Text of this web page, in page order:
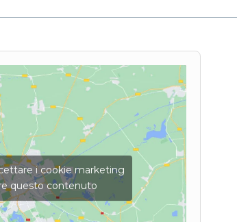
i cookie marketing
questo contenuto